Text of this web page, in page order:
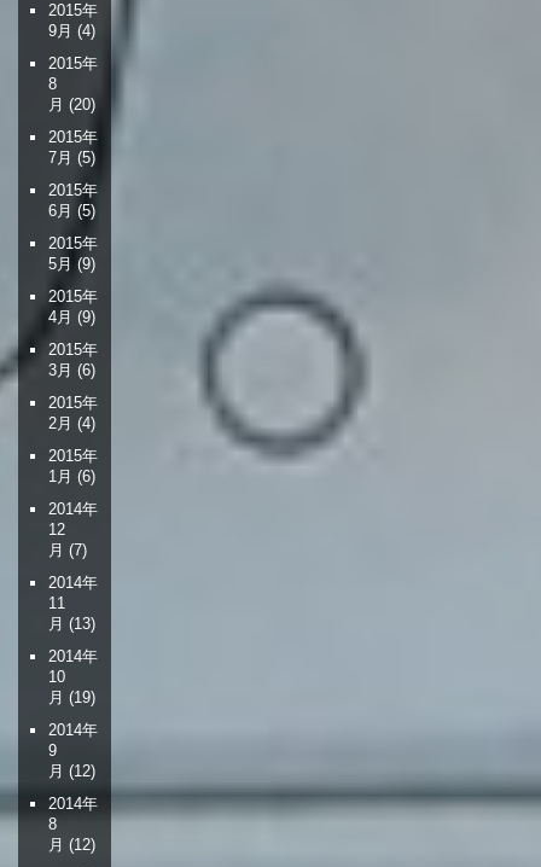
2015年
9月 (4)
2015年
8
月 (20)
2015年
7月 (5)
2015年
6月 (5)
2015年
5月 (9)
2015年
4月 (9)
2015年
3月 (6)
2015年
2月 (4)
2015年
1月 (6)
2014年
12
月 (7)
2014年
11
月 (13)
2014年
10
月 (19)
2014年
9
月 (12)
2014年
8
月 (12)